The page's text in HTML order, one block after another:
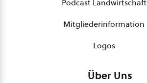
Podcast Landwirtschaft
Mitgliederinformation
Logos
Über Uns